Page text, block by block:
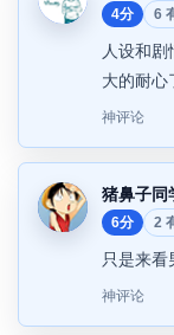
4分
6
人设和
大的耐心
神评论
猪鼻子同
6分
2
只是来看
神评论